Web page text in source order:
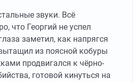
звуки. Всё
что Георгий не успел
заметил, как напрягся
из поясной кобуры
продвигался к чёрно-
готовой кинуться на